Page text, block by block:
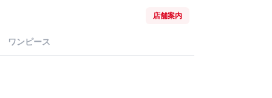
店舗案内
ワンピース